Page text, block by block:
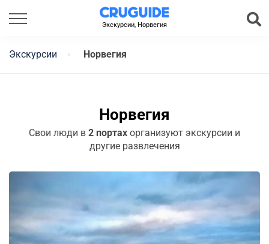
Экскурсии, Норвегия
Экскурсии Норвегия
Норвегия
Свои люди в 2 портах организуют экскурсии и
другие развлечения